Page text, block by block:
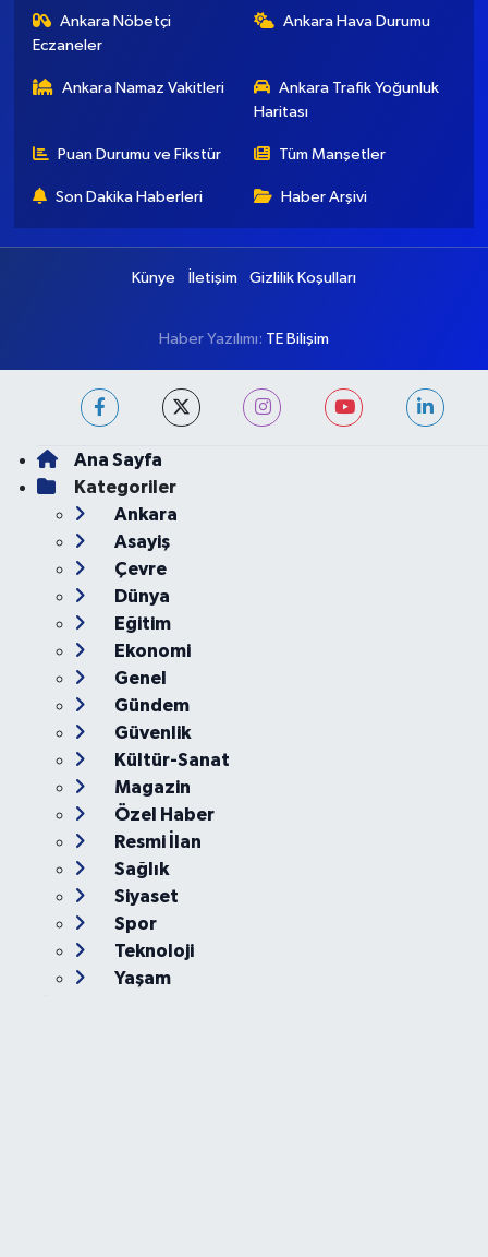
Ankara Nöbetçi
Eczaneler
Ankara Hava Durumu
Ankara Namaz Vakitleri
Ankara Trafik Yoğunluk
Haritası
Puan Durumu ve Fikstür Tüm Manşetler
Son Dakika Haberleri Haber Arşivi
Künye İletişim Gizlilik Koşulları
Haber Yazılımı: TE Bilişim
Ana Sayfa
Kategoriler
Ankara
Asayiş
Çevre
Dünya
Eğitim
Ekonomi
Genel
Gündem
Güvenlik
Kültür-Sanat
Magazin
Özel Haber
Resmi İlan
Sağlık
Siyaset
Spor
Teknoloji
Yaşam